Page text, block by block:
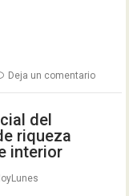
Deja un comentario
del
riqueza
interior